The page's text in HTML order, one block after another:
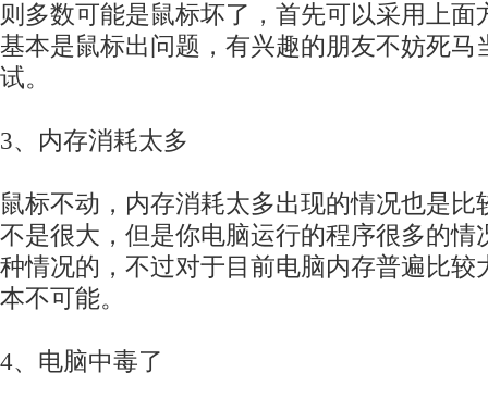
则多数可能是鼠标坏了，首先可以采用上面
基本是鼠标出问题，有兴趣的朋友不妨死马
试。
3、内存消耗太多
鼠标不动，内存消耗太多出现的情况也是比
不是很大，但是你电脑运行的程序很多的情
种情况的，不过对于目前电脑内存普遍比较
本不可能。
4、电脑中毒了